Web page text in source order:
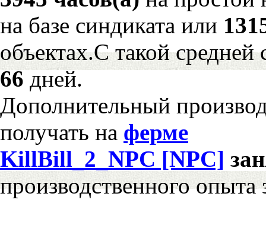
на базе синдиката или
объектах.С такой средней
66дней.
Дополнительный
получать на ферме
KillBill_2_NPC [NPC]
производственного опыта